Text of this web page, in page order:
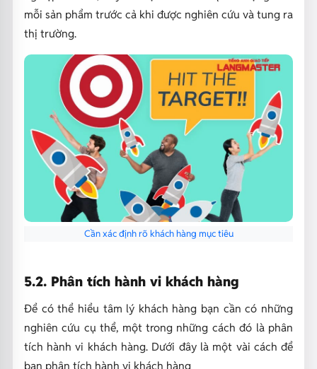
mỗi sản phẩm trước cả khi được nghiên cứu và tung ra
thị trường.
Cần xác định rõ khách hàng mục tiêu
5.2. Phân tích hành vi khách hàng
Để có thể hiểu tâm lý khách hàng bạn cần có những
nghiên cứu cụ thể, một trong những cách đó là phân
tích hành vi khách hàng. Dưới đây là một vài cách để
bạn phân tích hành vi khách hàng